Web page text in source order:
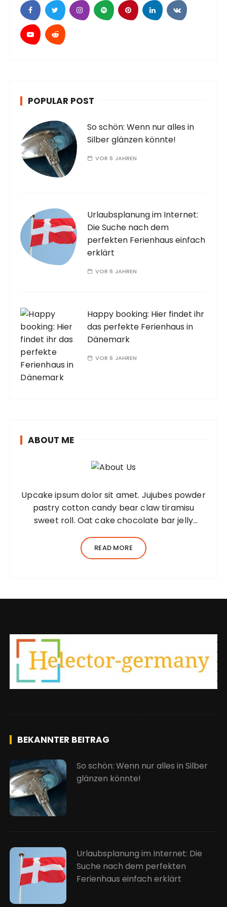
POPULAR POST
So schön: Wenn nur alles in
Silber glänzen könnte!
VOR 6 JAHREN
Urlaubsplanung im Internet:
Die Suche nach dem
perfekten Ferienhaus einfach
erklärt
VOR 6 JAHREN
Happy booking: Hier findet ihr
das perfekte Ferienhaus in
Dänemark
VOR 6 JAHREN
ABOUT ME
Upcake ipsum dolor sit amet. Jujubes powder
pastry cotton candy bear claw tiramisu
sweet roll. Oat cake chocolate bar jelly
adipiscing elit, sed do eiusmod tempor
incididunt ut…
READ MORE
BEKANNTER BEITRAG
So schön: Wenn nur alles in Silber
glänzen könnte!
Urlaubsplanung im Internet: Die
Suche nach dem perfekten
Ferienhaus einfach erklärt